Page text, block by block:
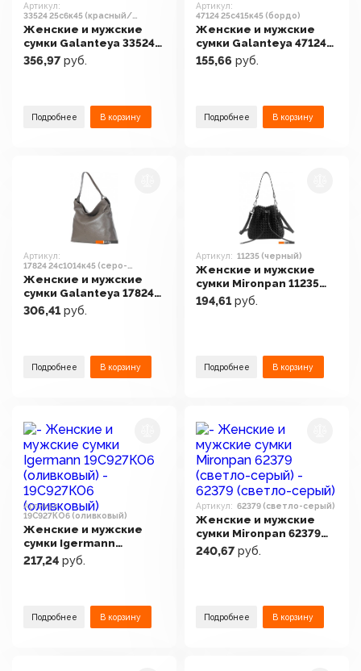
Артикул:
33524 25с6к45 (красный/
коричневый)
Женские и мужские
сумки Galanteya 33524
25с6к45 (красный/
коричневый)
356,97 руб.
Подробнее В корзину
Артикул:
47124 25с415к45 (бордо)
Женские и мужские
сумки Galanteya 47124
25с415к45 (бордо)
155,66 руб.
Подробнее В корзину
Артикул:
17824 24с1014к45 (серо-
коричневый)
Женские и мужские
сумки Galanteya 17824
24с1014к45 (серо-
коричневый)
306,41 руб.
Подробнее В корзину
Артикул: 11235 (черный)
Женские и мужские
сумки Mironpan 11235
(черный)
194,61 руб.
Подробнее В корзину
Артикул:
19С927КО6 (оливковый)
Женские и мужские
сумки Igermann
19С927КО6 (оливковый)
217,24 руб.
Подробнее В корзину
Артикул: 62379 (светло-серый)
Женские и мужские
сумки Mironpan 62379
(светло-серый)
240,67 руб.
Подробнее В корзину